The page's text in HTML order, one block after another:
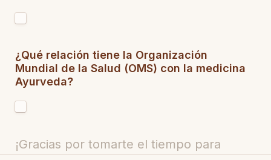
¿Qué relación tiene la Organización
Mundial de la Salud (OMS) con la medicina
Ayurveda?
¡Gracias por tomarte el tiempo para